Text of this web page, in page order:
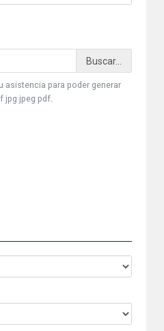
asistencia para poder generar
jpg jpeg pdf.